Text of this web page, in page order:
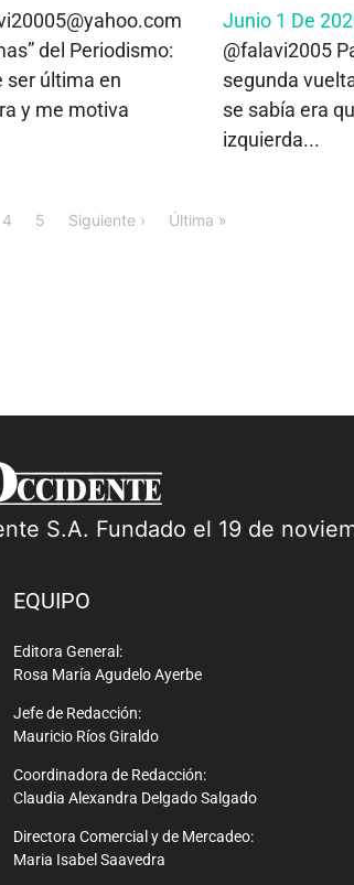
del Periodismo:
ser última en
y me motiva
Junio 1 De
@falavi2005
segunda
se sabía era
izquierda...
4 5 Siguiente › Última »
S.A. Fundado el 19 de
EQUIPO
Editora General:
Rosa María Agudelo Ayerbe
Jefe de Redacción:
Mauricio Ríos Giraldo
Coordinadora de Redacción:
Claudia Alexandra Delgado Salgado
Directora Comercial y de Mercadeo:
Maria Isabel Saavedra